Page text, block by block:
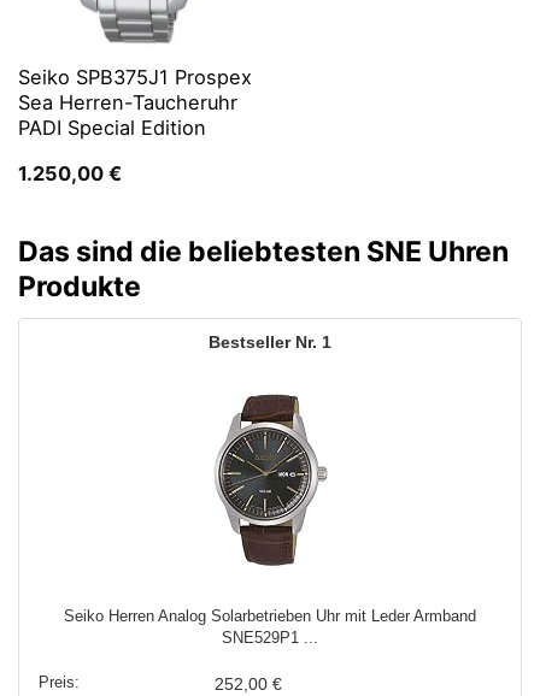
Seiko SPB375J1 Prospex
Sea Herren-Taucheruhr
PADI Special Edition
1.250,00 €
Das sind die beliebtesten SNE Uhren
Produkte
1
Seiko Herren Analog Solarbetrieben Uhr mit Leder Armband
SNE529P1 ...
252,00 €